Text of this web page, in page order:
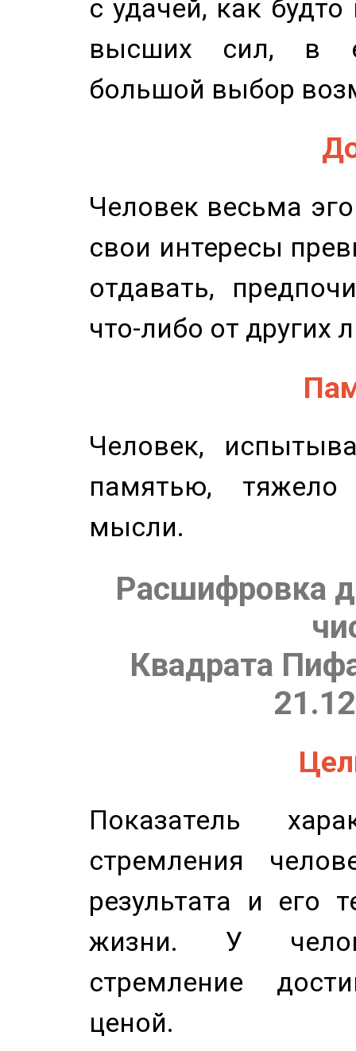
с удачей, как
высших сил, в
большой выбор
Человек весьма
свои интересы
отдавать,
что-либо от других
Человек,
памятью,
мысли.
Расшифровка
Квадрата
Показатель
стремления
результата и его
жизни. У
стремление
ценой.